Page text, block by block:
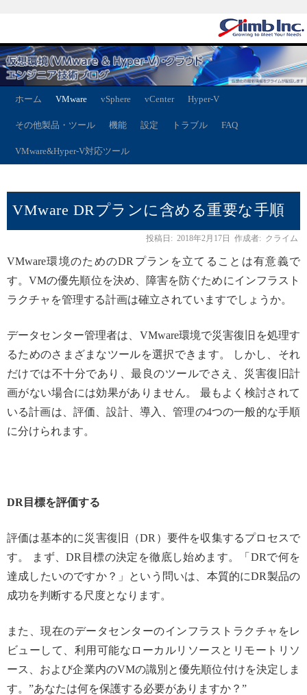
ホーム VMware vSphere vCenter Hyper-V
その他製品・ツール 機能 設定 トラブル FAQ
VMware&Hyper-V対応ツール
VMware DRプランに含める重要な手順
投稿日: 2018年2月17日 作成者: クライム
VMware環境のためのDRプランを立てることは有意義で
す。VMの優先順位を決め、障害を防ぐためにインフラスト
ラクチャを管理する計画は確立されていますでしょうか。
データセンター管理者は、VMware環境で災害復旧を処理す
るためのさまざまなツールを選択できます。 しかし、それ
だけでは不十分であり、最良のツールでさえ、災害復旧計
画がない場合には効果がありません。 最もよく検討されて
いる計画は、評価、設計、導入、管理の4つの一般的な手順
に分けられます。
DR目標を評価する
評価は基本的に災害復旧（DR）要件を収集するプロセスで
す。 まず、DR目標の決定を徹底し始めます。「DRで何を
達成したいのですか？」という問いは、本質的にDR製品の
成功を判断する尺度となります。
また、現在のデータセンターのインフラストラクチャをレ
ビューして、利用可能なローカルリソースとリモートリソ
ース、および企業内のVMの識別と優先順位付けを決定しま
す。”あなたは何を保護する必要がありますか？”